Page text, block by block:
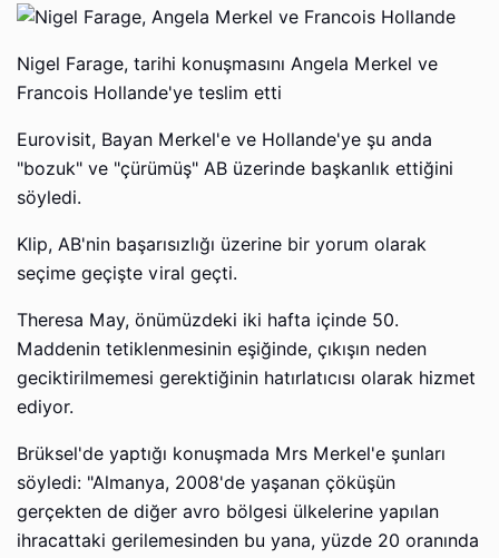
Nigel Farage, tarihi konuşmasını Angela Merkel ve
Francois Hollande'ye teslim etti
Eurovisit, Bayan Merkel'e ve Hollande'ye şu anda
"bozuk" ve "çürümüş" AB üzerinde başkanlık ettiğini
söyledi.
Klip, AB'nin başarısızlığı üzerine bir yorum olarak
seçime geçişte viral geçti.
Theresa May, önümüzdeki iki hafta içinde 50.
Maddenin tetiklenmesinin eşiğinde, çıkışın neden
geciktirilmemesi gerektiğinin hatırlatıcısı olarak hizmet
ediyor.
Brüksel'de yaptığı konuşmada Mrs Merkel'e şunları
söyledi: "Almanya, 2008'de yaşanan çöküşün
gerçekten de diğer avro bölgesi ülkelerine yapılan
ihracattaki gerilemesinden bu yana, yüzde 20 oranında